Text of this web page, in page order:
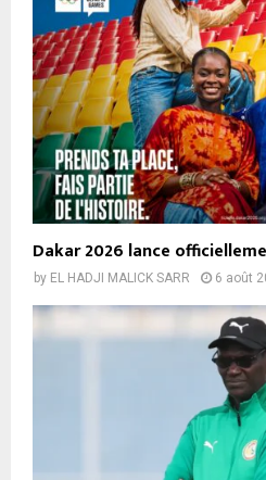
Dakar 2026 lance
by EL HADJI MALICK SARR 6 août